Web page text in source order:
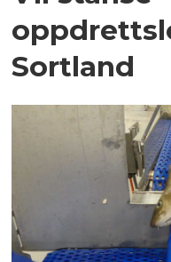
Sortland